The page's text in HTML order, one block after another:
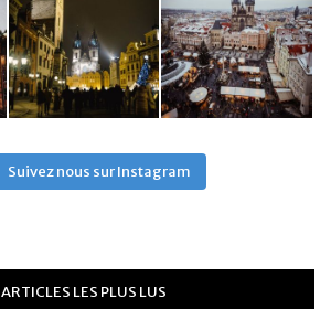
Suivez nous sur Instagram
ARTICLES LES PLUS LUS